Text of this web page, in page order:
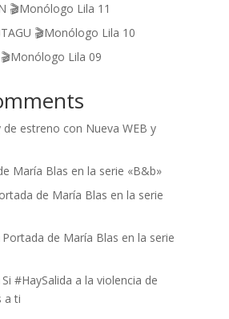
🎬Monólogo Lila 11
🎬Monólogo Lila 10
Lila 09
de estreno con Nueva WEB y
María Blas en la serie «B&b»
de María Blas en la serie
Portada de María Blas en la serie
Si #HaySalida a la violencia de
a ti